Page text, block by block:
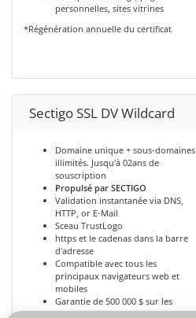
personnelles, sites vitrines
*Régénération annuelle du certificat
Sectigo SSL DV Wildcard
Domaine unique + sous-domaines
illimités. Jusqu'à 02ans de
souscription
Propulsé par SECTIGO
Validation instantanée via DNS,
HTTP, or E-Mail
Sceau TrustLogo
https et le cadenas dans la barre
d'adresse
Compatible avec tous les
principaux navigateurs web et
mobiles
Garantie de 500 000 $ sur les
certificats SSL